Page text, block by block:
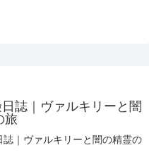
誌｜ヴァルキリーと闇
旅
｜ヴァルキリーと闇の精霊の